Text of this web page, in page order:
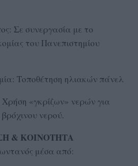
Σε συνεργασία με το
του Πανεπιστημίου
Τοποθέτηση ηλιακών πάνελ
«γκρίζων» νερών για
νερού.
& ΚΟΙΝΟΤΗΤΑ
μέσα από: